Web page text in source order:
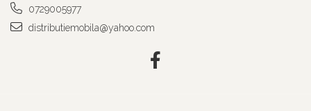
0729005977
distributiemobila@yahoo.com